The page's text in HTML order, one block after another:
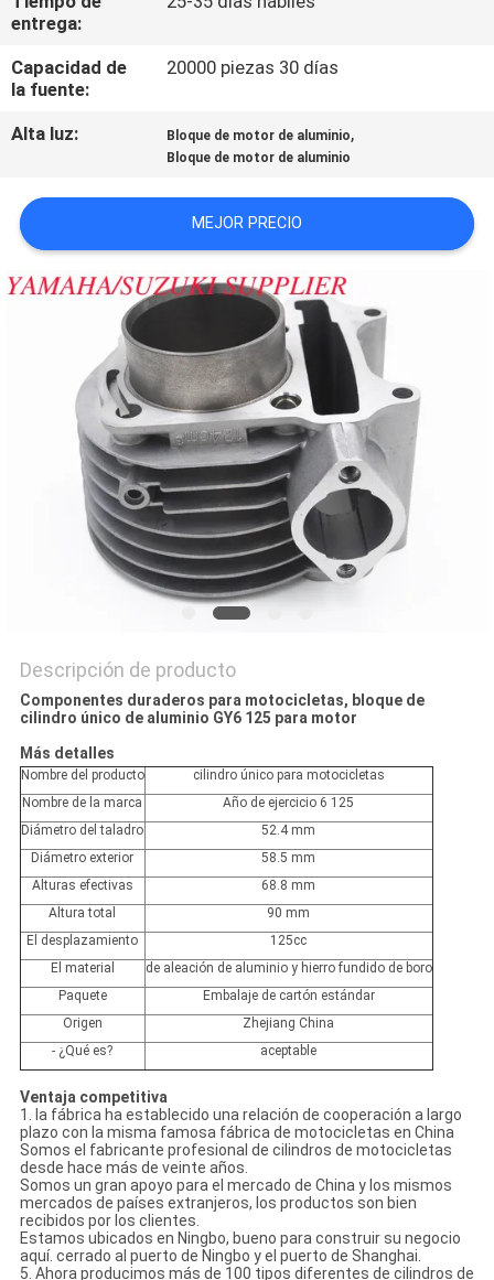
EN
CONTACTO
PIDA
UNA
MAPA
PRIVACY
entrega:
Capacidad de
la fuente:
20000 piezas 30 días
Alta luz: Bloque de motor de aluminio,
Bloque de motor de aluminio
MEJOR PRECIO
Descripción de producto
Componentes duraderos para motocicletas, bloque de
cilindro único de aluminio GY6 125 para motor
Más detalles
Nombre del producto
cilindro único para motocicletas
Nombre de la marca
Año de ejercicio 6 125
Diámetro del taladro
52.4 mm
Diámetro exterior
58.5 mm
Alturas efectivas
68.8 mm
Altura total
90 mm
El desplazamiento
125cc
El material
de aleación de aluminio y hierro fundido de boro
Paquete
Embalaje de cartón estándar
Origen
Zhejiang China
- ¿Qué es?
aceptable
Ventaja competitiva
1. la fábrica ha establecido una relación de cooperación a largo
plazo con la misma famosa fábrica de motocicletas en China
Somos el fabricante profesional de cilindros de motocicletas
desde hace más de veinte años.
Somos un gran apoyo para el mercado de China y los mismos
mercados de países extranjeros, los productos son bien
recibidos por los clientes.
Estamos ubicados en Ningbo, bueno para construir su negocio
aquí. cerrado al puerto de Ningbo y el puerto de Shanghai.
5. Ahora producimos más de 100 tipos diferentes de cilindros de